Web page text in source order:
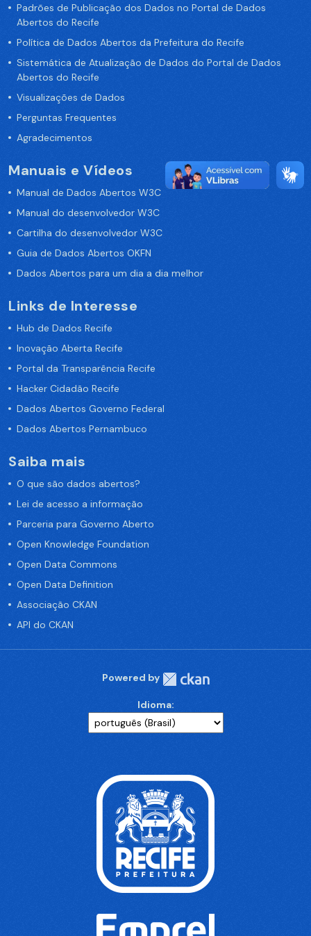
Padrões de Publicação dos Dados no Portal de Dados
Abertos do Recife
Política de Dados Abertos da Prefeitura do Recife
Sistemática de Atualização de Dados do Portal de Dados
Abertos do Recife
Visualizações de Dados
Perguntas Frequentes
Agradecimentos
Manuais e Vídeos
Manual de Dados Abertos W3C
Manual do desenvolvedor W3C
Cartilha do desenvolvedor W3C
Guia de Dados Abertos OKFN
Dados Abertos para um dia a dia melhor
Links de Interesse
Hub de Dados Recife
Inovação Aberta Recife
Portal da Transparência Recife
Hacker Cidadão Recife
Dados Abertos Governo Federal
Dados Abertos Pernambuco
Saiba mais
O que são dados abertos?
Lei de acesso a informação
Parceria para Governo Aberto
Open Knowledge Foundation
Open Data Commons
Open Data Definition
Associação CKAN
API do CKAN
Powered by
Idioma